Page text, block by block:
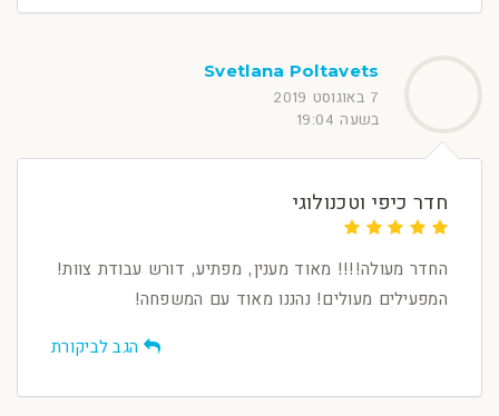
Svetlana Poltavets
7 באוגוסט 2019
בשעה 19:04
חדר כיפי וטכנולוגי
החדר מעולה!!!! מאוד מענין, מפתיע, דורש עבודת צוות!
המפעילים מעולים! נהננו מאוד עם המשפחה!
הגב לביקורת